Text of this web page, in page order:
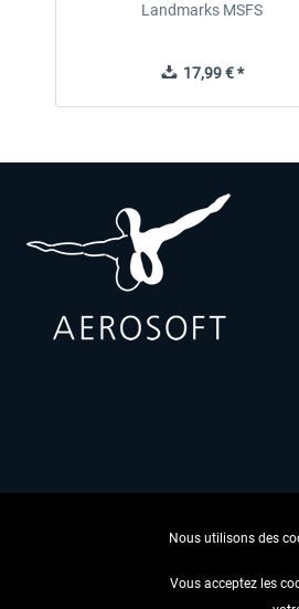
Landmarks MSFS
17,99 € *
Nous utilisons des
Vous acceptez les